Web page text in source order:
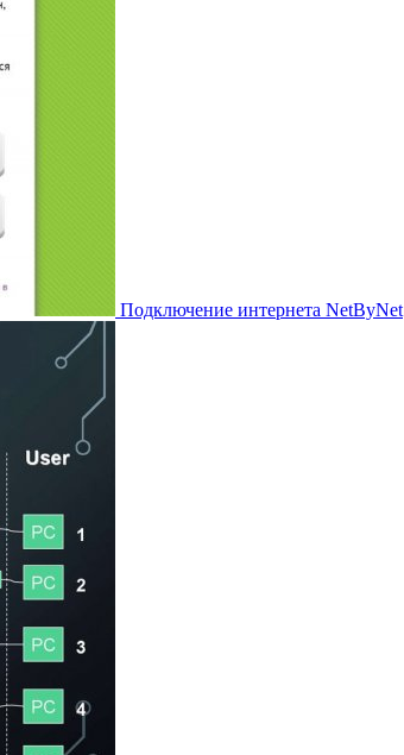
Подключение интернета NetByNet